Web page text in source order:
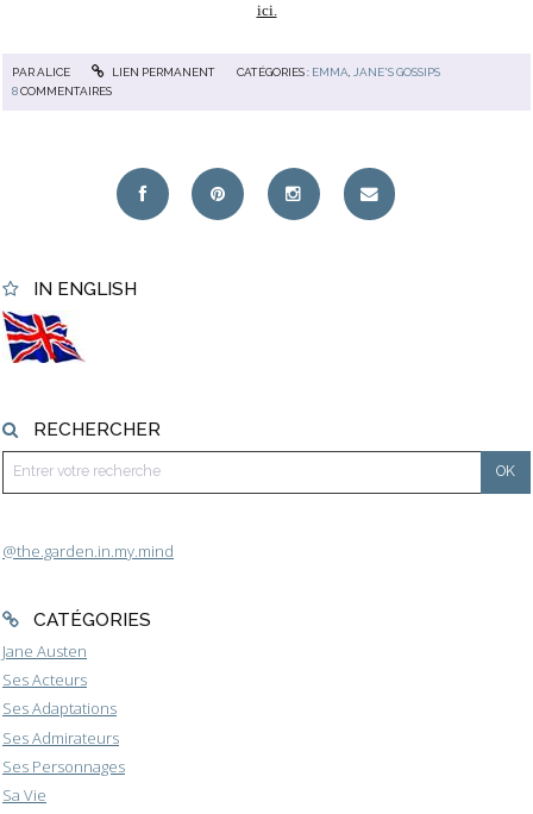
ici.
PARALICE LIEN PERMANENT CATÉGORIES : EMMA
JANE'S GOSSIPS
8COMMENTAIRES
IN ENGLISH
RECHERCHER
@the.garden.in.my.mind
CATÉGORIES
Jane Austen
Ses Acteurs
Ses Adaptations
Ses Admirateurs
Ses Personnages
Sa Vie